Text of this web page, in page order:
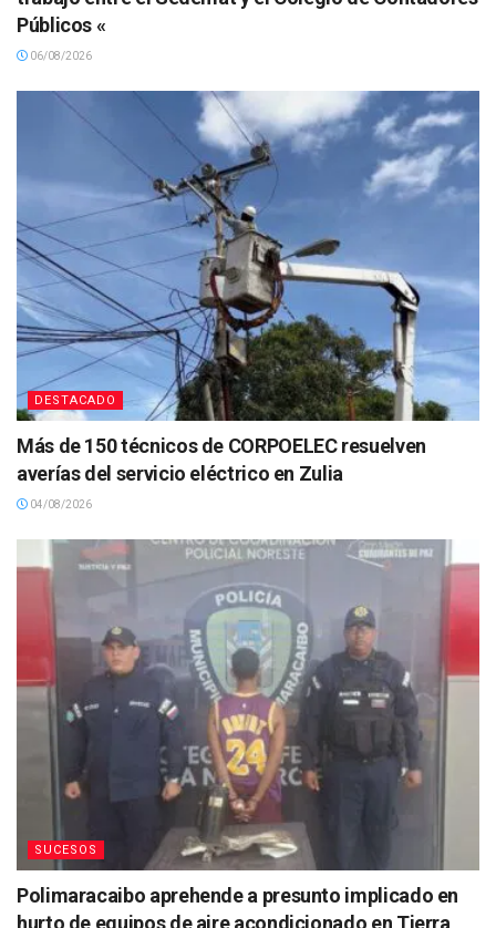
Públicos «
06/08/2026
DESTACADO
Más de 150 técnicos de CORPOELEC resuelven
averías del servicio eléctrico en Zulia
04/08/2026
SUCESOS
Polimaracaibo aprehende a presunto implicado en
hurto de equipos de aire acondicionado en Tierra